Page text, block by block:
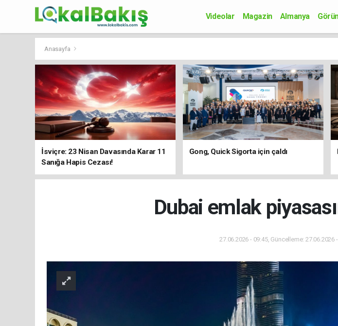
Videolar Magazin Almanya
Anasayfa
İsviçre: 23 Nisan Davasında Karar 11
Sanığa Hapis Cezası!
Gong, Quick Sigorta için çaldı
Dubai emlak
27.06.2026 - 09:45, Güncelleme: 27.06.2026